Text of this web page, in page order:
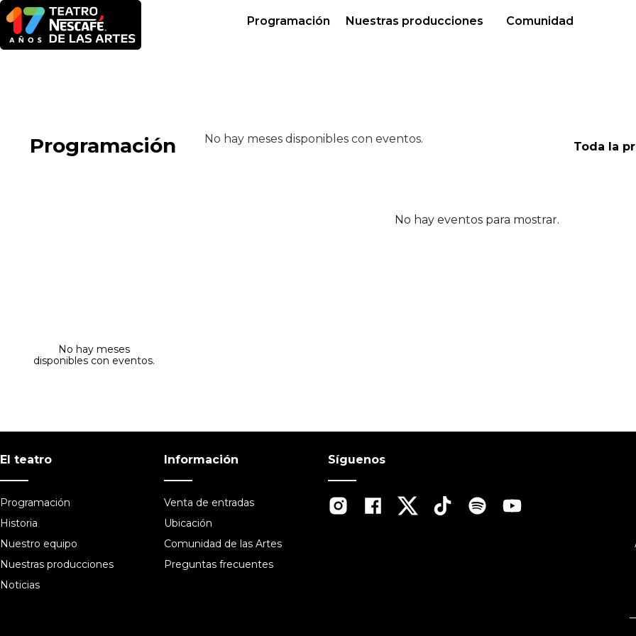
Programación Nuestras producciones Comunidad
Programación No hay meses disponibles con eventos.
Toda la
No hay eventos para mostrar.
No hay meses
disponibles con eventos.
El teatro
Programación
Historia
Nuestro equipo
Nuestras producciones
Noticias
Información
Venta de entradas
Ubicación
Comunidad de las Artes
Preguntas frecuentes
Síguenos